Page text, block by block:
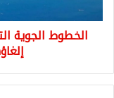
إلغاؤها
بسببالخطوط الجوية